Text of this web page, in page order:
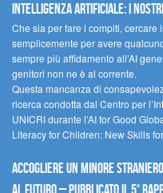
Intelligenza artificiale: i
Che sia per fare i compiti, cercare
semplicemente per avere
sempre più affidamento all’AI
genitori non ne è al corrente.
Questa mancanza di
ricerca condotta dal Centro per
UNICRI durante l’AI for Good
Literacy for Children: New Skills
Accogliere un minore